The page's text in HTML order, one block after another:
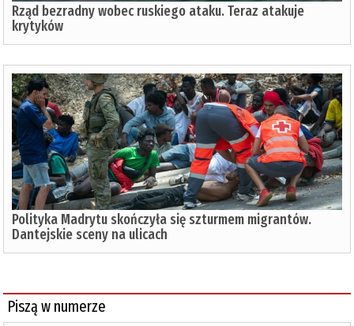
Rząd bezradny wobec ruskiego ataku. Teraz atakuje
krytyków
Polityka Madrytu skończyła się szturmem migrantów.
Dantejskie sceny na ulicach
Piszą w numerze